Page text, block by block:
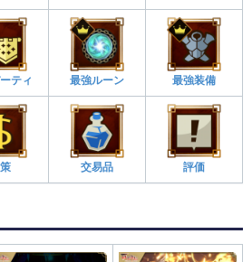
ティ 最強ルーン 最強装備
交易品 評価